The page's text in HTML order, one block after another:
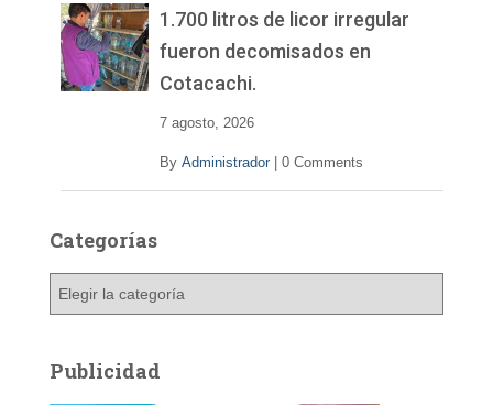
1.700 litros de licor irregular
fueron decomisados en
Cotacachi.
7 agosto, 2026
By Administrador 0 Comments
Categorías
g
Publicidad